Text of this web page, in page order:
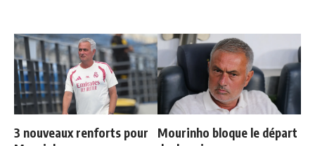
3 nouveaux renforts pour
Mourinho bloque le départ